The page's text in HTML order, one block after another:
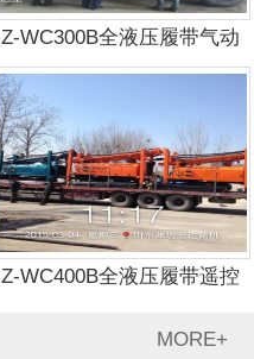
Z-WC300B全液压履带气动
钻机
Z-WC400B全液压履带遥控
MORE+